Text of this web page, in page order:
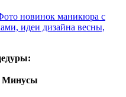
новинок маникюра с
идеи дизайна весны,
Минусы